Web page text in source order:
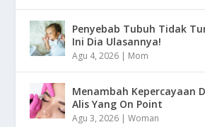
Penyebab Tubuh Tidak
Ini Dia Ulasannya!
Agu 4, 2026 | Mom
Menambah Kepercayaan
Alis Yang On Point
Agu 3, 2026 |Woman